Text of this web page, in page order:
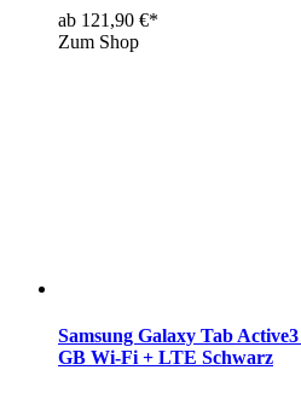
ab 121,90 €*
Zum Shop
Samsung Galaxy Tab
GB Wi-Fi + LTE Schwarz